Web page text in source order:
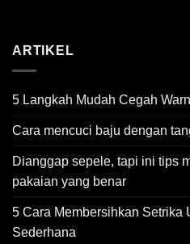
ARTIKEL
5 Langkah Mudah Cegah
Cara mencuci baju dengan
Dianggap sepele, tapi ini tips
pakaian yang benar
5 Cara Membersihkan Setrika
Sederhana